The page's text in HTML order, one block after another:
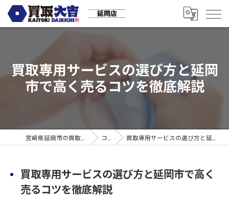
買取専用サービスの選び方と延岡
市で高く売るコツを徹底解説
コラム 買取専用サービスの選び方と延岡市で高く売るコツを徹底解説
買取専用サービスの選び方と延岡市で高く
売るコツを徹底解説